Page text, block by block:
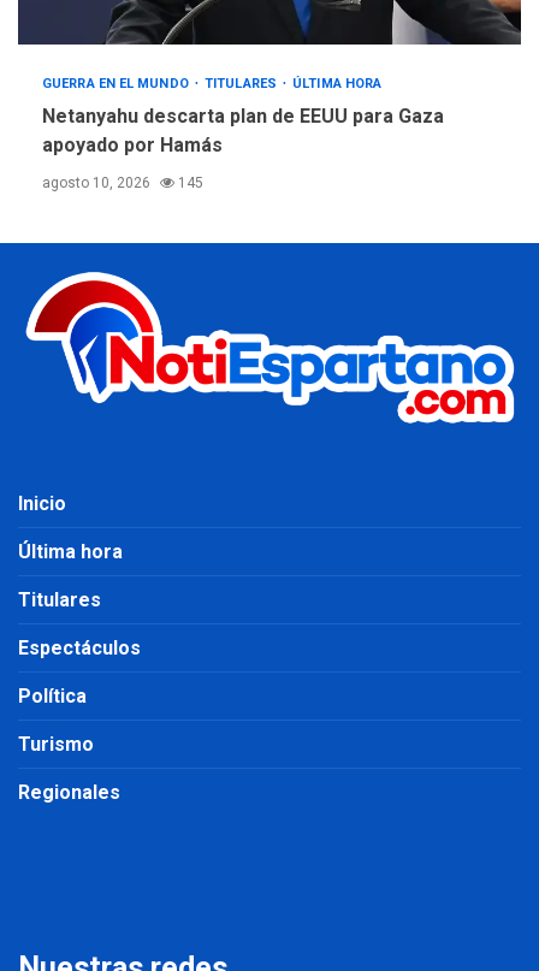
GUERRA EN EL MUNDO TITULARES ÚLTIMA HORA
Netanyahu descarta plan de EEUU para Gaza
apoyado por Hamás
agosto 10, 2026 145
Inicio
Última hora
Titulares
Espectáculos
Política
Turismo
Regionales